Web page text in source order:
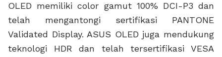
OLED memiliki color gamut 100% DCI-P3 dan
telah mengantongi sertifikasi PANTONE
Validated Display. ASUS OLED juga mendukung
teknologi HDR dan telah tersertifikasi VESA